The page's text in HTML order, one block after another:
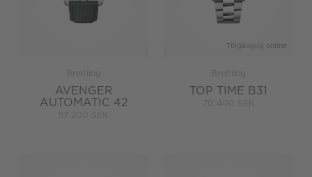
Breitling
AVENGER
AUTOMATIC 42
57 200 SEK
Tillgänglig online
Breitling
TOP TIME B31
70 400 SEK